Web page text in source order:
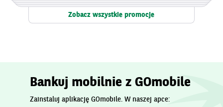
Zobacz wszystkie promocje
Bankuj mobilnie z GOmobile
Zainstaluj aplikację GOmobile. W naszej apce: